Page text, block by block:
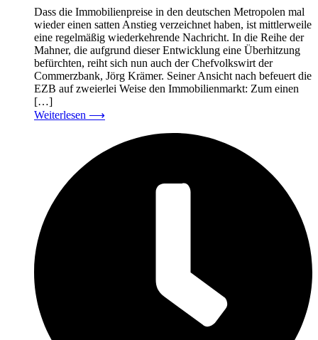
Dass die Immobilienpreise in den deutschen Metropolen mal
wieder einen satten Anstieg verzeichnet haben, ist mittlerweile
eine regelmäßig wiederkehrende Nachricht. In die Reihe der
Mahner, die aufgrund dieser Entwicklung eine Überhitzung
befürchten, reiht sich nun auch der Chefvolkswirt der
Commerzbank, Jörg Krämer. Seiner Ansicht nach befeuert die
EZB auf zweierlei Weise den Immobilienmarkt: Zum einen
[…]
Weiterlesen ⟶